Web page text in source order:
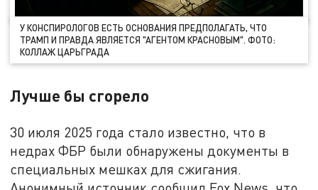
У КОНСПИРОЛОГОВ ЕСТЬ ОСНОВАНИЯ ПРЕДПОЛАГАТЬ, ЧТО
ТРАМП И ПРАВДА ЯВЛЯЕТСЯ "АГЕНТОМ КРАСНОВЫМ". ФОТО:
КОЛЛАЖ ЦАРЬГРАДА
Лучше бы сгорело
30 июля 2025 года стало известно, что в
недрах ФБР были обнаружены документы в
специальных мешках для сжигания.